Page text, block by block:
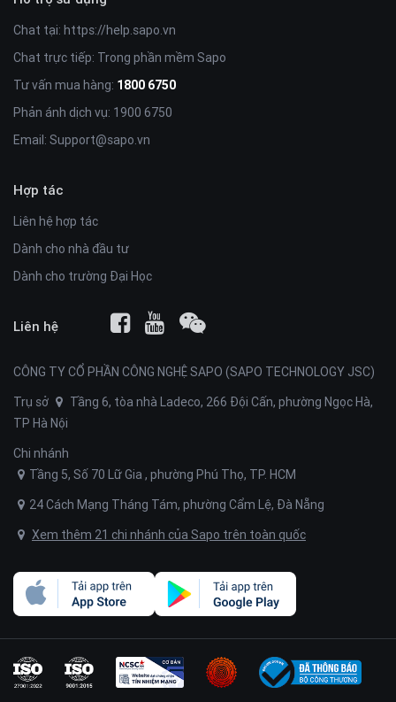
Chat tại: https://help.sapo.vn
Chat trực tiếp: Trong phần mềm Sapo
Tư vấn mua hàng: 1800 6750
Phản ánh dịch vụ: 1900 6750
Email: Support@sapo.vn
Hợp tác
Liên hệ hợp tác
Dành cho nhà đầu tư
Dành cho trường Đại Học
Liên hệ
CÔNG TY CỔ PHẦN CÔNG NGHỆ SAPO (SAPO TECHNOLOGY JSC)
Trụ sở
Tầng 6, tòa nhà Ladeco, 266 Đội Cấn, phường Ngọc Hà,
TP Hà Nội
Chi nhánh
Tầng 5, Số 70 Lữ Gia , phường Phú Thọ, TP. HCM
24 Cách Mạng Tháng Tám, phường Cẩm Lệ, Đà Nẵng
Xem thêm 21 chi nhánh của Sapo trên toàn quốc